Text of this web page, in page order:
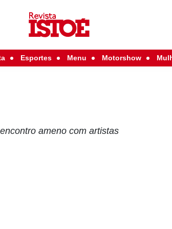
Esportes Menu Motorshow
ameno com artistas